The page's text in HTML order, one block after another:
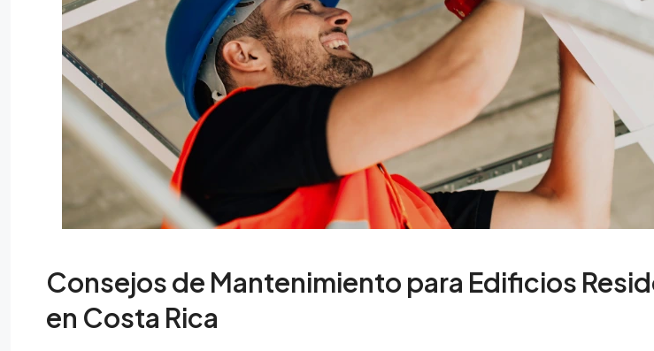
Consejos de Mantenimiento para Edificios
en Costa Rica